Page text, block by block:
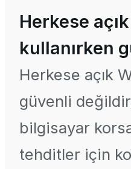
Herkese
kullanırken
Herkese açık
güvenli
bilgisayar
tehditler için